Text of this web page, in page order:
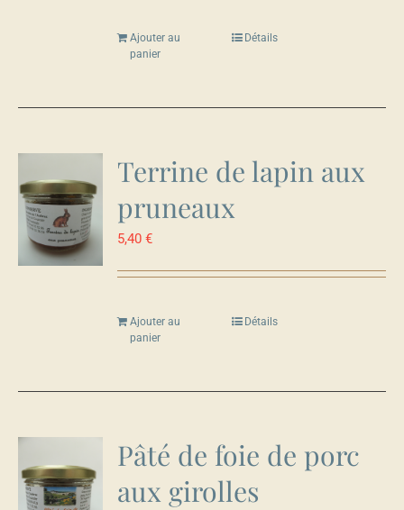
Ajouter au
panier
Détails
Terrine de lapin aux
pruneaux
5,40€
Ajouter au
panier
Détails
Pâté de foie de porc
aux girolles